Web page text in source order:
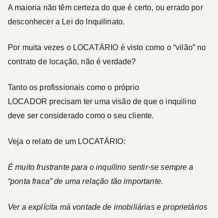
A maioria não têm certeza do que é certo, ou errado por
desconhecer a Lei do Inquilinato.
Por muita vezes o LOCATÁRIO é visto como o “vilão” no
contrato de locação, não é verdade?
Tanto os profissionais como o próprio
LOCADOR precisam ter uma visão de que o inquilino
deve ser considerado como o seu cliente.
Veja o relato de um LOCATÁRIO:
É muito frustrante para o inquilino sentir-se sempre a
“ponta fraca” de uma relação tão importante.
Ver a explícita má vontade de imobiliárias e proprietários